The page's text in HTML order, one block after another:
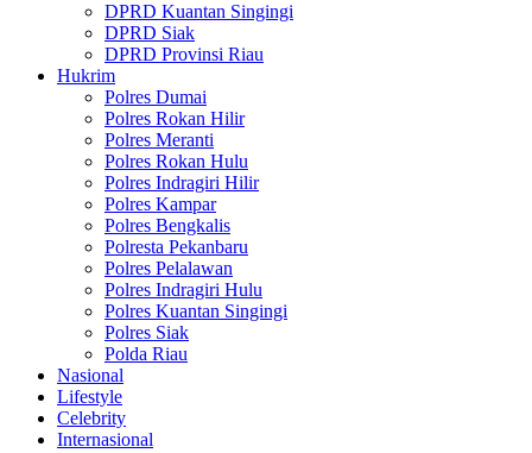
DPRD Kuantan Singingi
DPRD Siak
DPRD Provinsi Riau
Hukrim
Polres Dumai
Polres Rokan Hilir
Polres Meranti
Polres Rokan Hulu
Polres Indragiri Hilir
Polres Kampar
Polres Bengkalis
Polresta Pekanbaru
Polres Pelalawan
Polres Indragiri Hulu
Polres Kuantan Singingi
Polres Siak
Polda Riau
Nasional
Lifestyle
Celebrity
Internasional